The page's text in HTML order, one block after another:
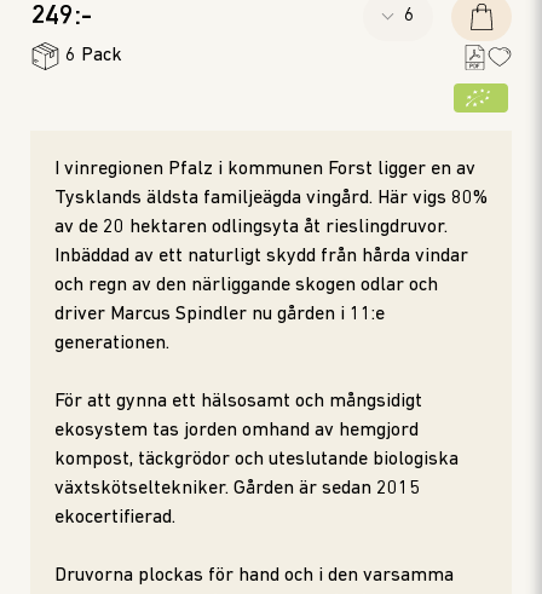
249:-
6 Pack
I vinregionen Pfalz i kommunen Forst ligger en av
Tysklands äldsta familjeägda vingård. Här vigs 80%
av de 20 hektaren odlingsyta åt rieslingdruvor.
Inbäddad av ett naturligt skydd från hårda vindar
och regn av den närliggande skogen odlar och
driver Marcus Spindler nu gården i 11:e
generationen.
För att gynna ett hälsosamt och mångsidigt
ekosystem tas jorden omhand av hemgjord
kompost, täckgrödor och uteslutande biologiska
växtskötseltekniker. Gården är sedan 2015
ekocertifierad.
Druvorna plockas för hand och i den varsamma